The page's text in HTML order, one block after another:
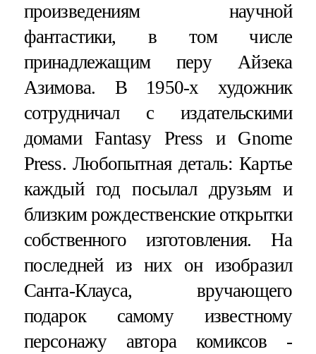
произведениям научной
фантастики, в том числе
принадлежащим перу Айзека
Азимова. В 1950-х художник
сотрудничал с издательскими
домами Fantasy Press и Gnome
Press. Любопытная деталь: Картье
каждый год посылал друзьям и
близким рождественские открытки
собственного изготовления. На
последней из них он изобразил
Санта-Клауса, вручающего
подарок самому известному
персонажу автора комиксов -